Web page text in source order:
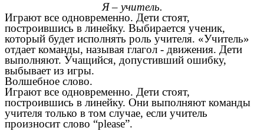
Я – учитель.
Играют все одновременно. Дети стоят,
построившись в линейку. Выбирается ученик,
который будет исполнять роль учителя. «Учитель»
отдает команды, называя глагол - движения. Дети
выполняют. Учащийся, допустивший ошибку,
выбывает из игры.
Волшебное слово.
Играют все одновременно. Дети стоят,
построившись в линейку. Они выполняют команды
учителя только в том случае, если учитель
произносит слово “please”.